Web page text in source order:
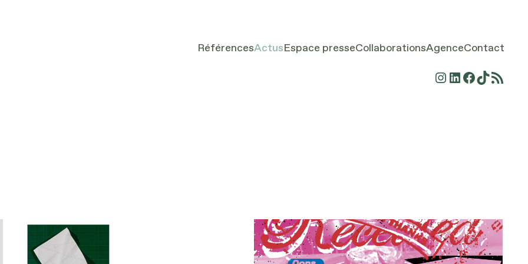
RéférencesActus Espace presseCollaborationsAgenceContact
Instagram
LinkedIn
Facebook
TikTok
Flux RSS